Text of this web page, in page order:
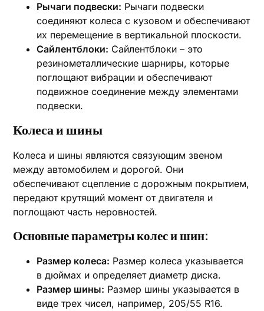
Рычаги подвески: Рычаги подвески
соединяют колеса с кузовом и обеспечивают
их перемещение в вертикальной плоскости.
Сайлентблоки: Сайлентблоки – это
резинометаллические шарниры, которые
поглощают вибрации и обеспечивают
подвижное соединение между элементами
подвески.
Колеса и шины
Колеса и шины являются связующим звеном
между автомобилем и дорогой. Они
обеспечивают сцепление с дорожным покрытием,
передают крутящий момент от двигателя и
поглощают часть неровностей.
Основные параметры колес и шин:
Размер колеса: Размер колеса указывается
в дюймах и определяет диаметр диска.
Размер шины: Размер шины указывается в
виде трех чисел, например, 205/55 R16.